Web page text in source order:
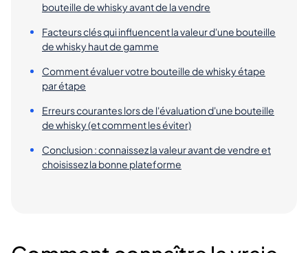
bouteille de whisky avant de la vendre
Facteurs clés qui influencent la valeur d'une bouteille
de whisky haut de gamme
Comment évaluer votre bouteille de whisky étape
par étape
Erreurs courantes lors de l'évaluation d'une bouteille
de whisky (et comment les éviter)
Conclusion : connaissez la valeur avant de vendre et
choisissez la bonne plateforme